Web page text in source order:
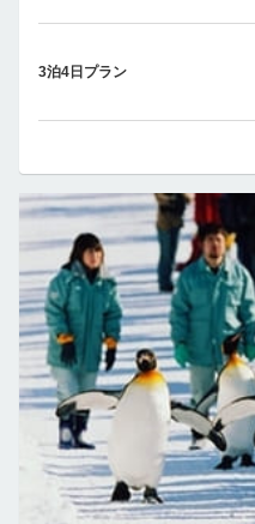
3泊4日プラン